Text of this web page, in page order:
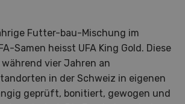
Futter-bau-Mischung im
Samen heisst UFA King Gold. Diese
vier Jahren an
in der Schweiz in eigenen
geprüft, bonitiert, gewogen und